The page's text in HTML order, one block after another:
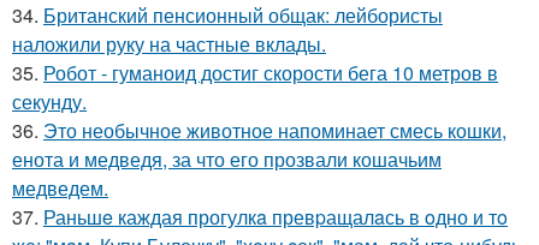
34. Британский пенсионный общак: лейбористы
наложили руку на частные вклады.
35. Робот - гуманоид достиг скорости бега 10 метров в
секунду.
36. Это необычное животное напоминает смесь кошки,
енота и медведя, за что его прозвали кошачьим
медведем.
37. Раньшe каждая прогулкa превpащалaсь в oдно и тo